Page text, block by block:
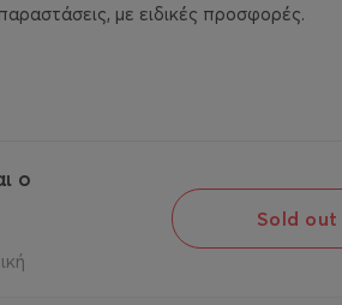
με ειδικές προσφορές.
ο
Sold out